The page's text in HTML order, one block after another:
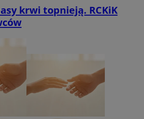
krwi topnieją. RCKiK